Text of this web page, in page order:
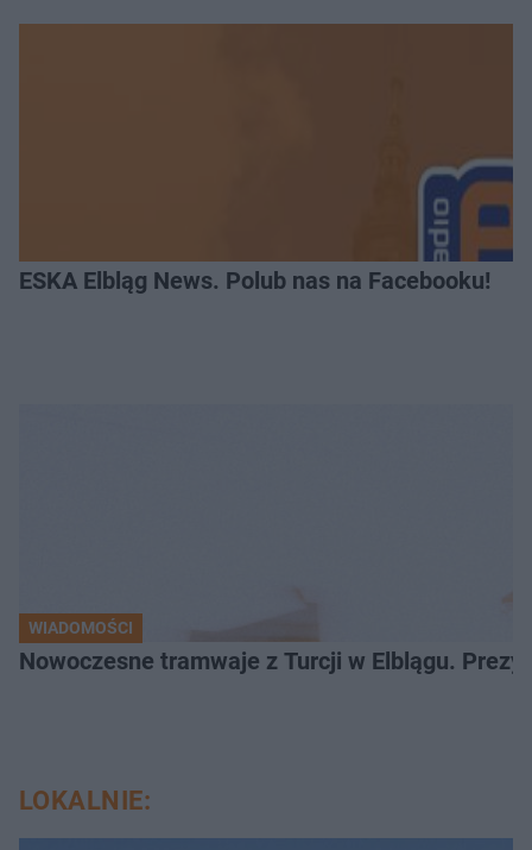
ESKA Elbląg News. Polub nas na Facebooku!
WIADOMOŚCI
Nowoczesne tramwaje z Turcji w Elblągu.
LOKALNIE: